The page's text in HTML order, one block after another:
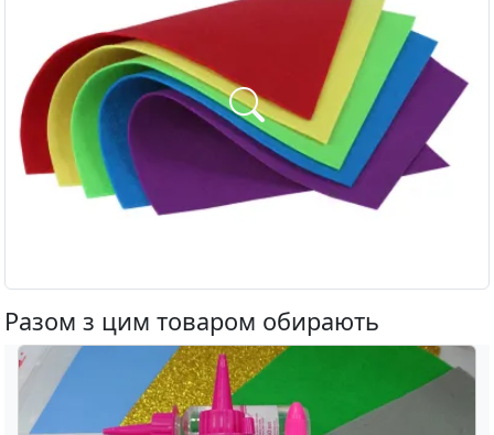
Разом з цим товаром обирають